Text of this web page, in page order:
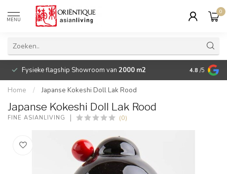
MENU
0
Fysieke flagship Showroom van 2000 m2 Betaalbare
4.8 /5
Home / Japanse Kokeshi Doll Lak Rood
Japanse Kokeshi Doll Lak Rood
FINE ASIANLIVING (0)